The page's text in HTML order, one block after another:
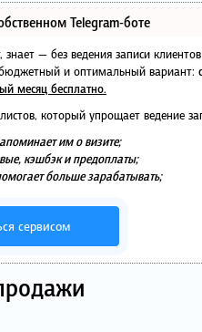
Telegram-боте
знает — без ведения записи
и оптимальный вариант:
месяц бесплатно.
который упрощает ведение
им о визите;
кэшбэк и предоплаты;
больше зарабатывать;
сервисом